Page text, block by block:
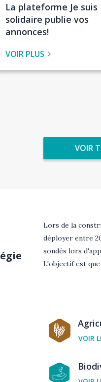
Titre
de
l'actualité
La plateforme Je suis
solidaire publie vos
annonces!
VOIR PLUS
VOIR
Texte
Lors de la
déployer entre
sondés lors
L'objectif est
Catégorie
de
VOIR
Catégorie
de